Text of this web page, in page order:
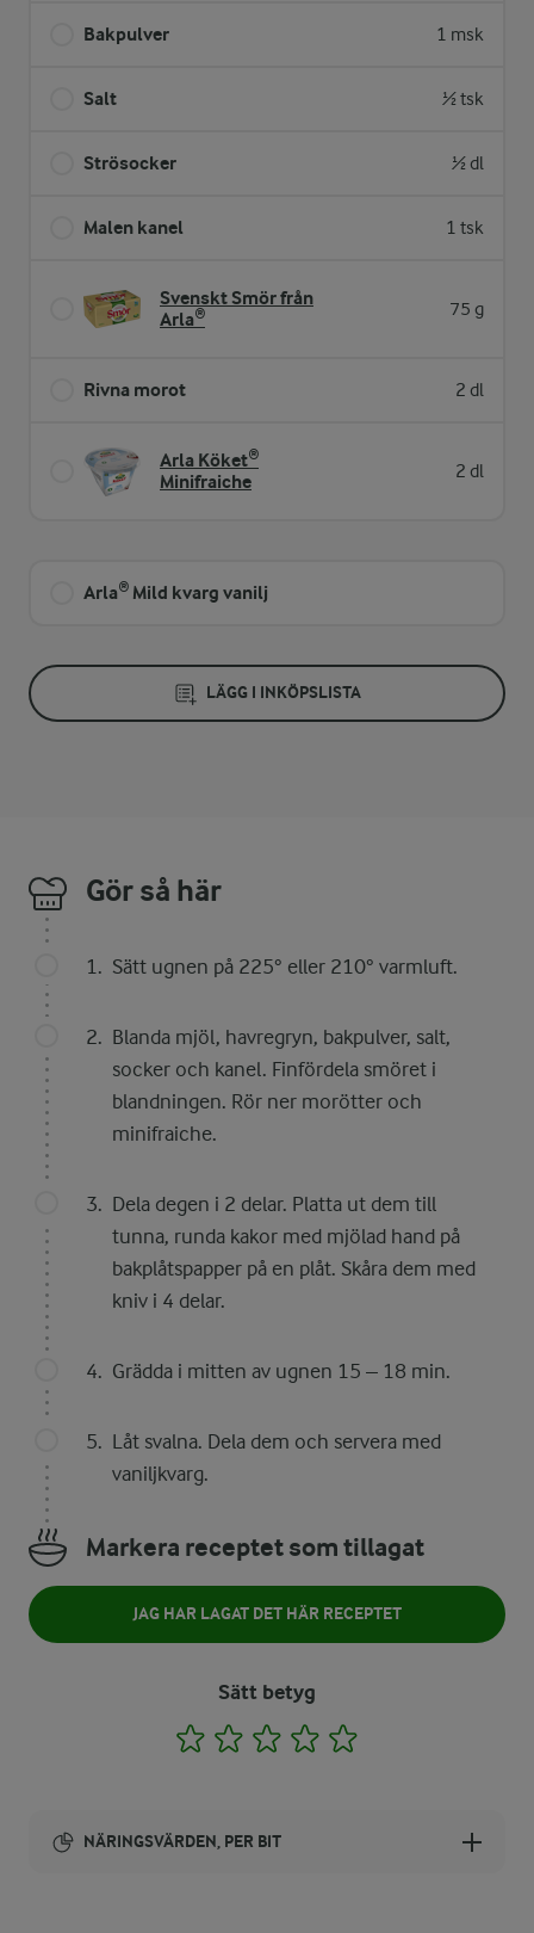
Bakpulver 1 msk
Salt ½ tsk
Strösocker ½ dl
Malen kanel 1 tsk
Svenskt Smör från
Arla®
75 g
Rivna morot 2 dl
Arla Köket®
Minifraiche
2 dl
Arla® Mild kvarg vanilj
LÄGG I INKÖPSLISTA
Gör så här
Sätt ugnen på 225° eller 210° varmluft.
Blanda mjöl, havregryn, bakpulver, salt,
socker och kanel. Finfördela smöret i
blandningen. Rör ner morötter och
minifraiche.
Dela degen i 2 delar. Platta ut dem till
tunna, runda kakor med mjölad hand på
bakplåtspapper på en plåt. Skåra dem med
kniv i 4 delar.
Grädda i mitten av ugnen 15 – 18 min.
Låt svalna. Dela dem och servera med
vaniljkvarg.
Markera receptet som tillagat
JAG HAR LAGAT DET HÄR RECEPTET
Sätt betyg
1 2 3 4
NÄRINGSVÄRDEN, PER BIT